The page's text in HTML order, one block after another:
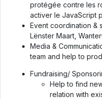
protégée contre les
activer le JavaScript
Event coordination &
Lënster Maart,
Media &
team and help to
Fundraising/
Help to find
relation with